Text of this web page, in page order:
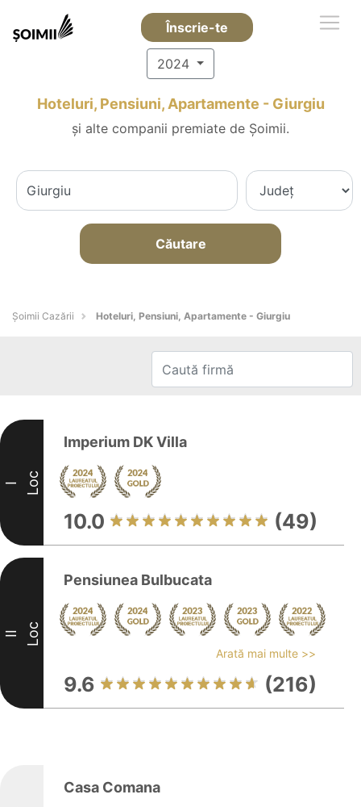
Înscrie-te
2024
Hoteluri, Pensiuni, Apartamente - Giurgiu
și alte companii premiate de Șoimii.
Căutare
Șoimii Cazării Hoteluri, Pensiuni, Apartamente - Giurgiu
I Loc
Imperium DK Villa
10.0 (49)
II Loc
Pensiunea Bulbucata
Arată mai multe >>
9.6 (216)
Casa Comana